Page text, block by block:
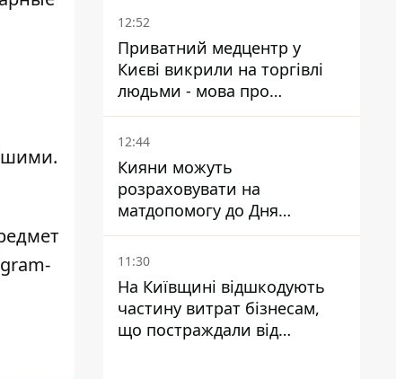
.
лікарні
12:52
Приватний медцентр у
Києві викрили на торгівлі
людьми - мова про
сурогатне материнство
12:44
Кияни можуть
розраховувати на
матдопомогу до Дня
незалежності - кому її
дадуть
11:30
На Київщині відшкодують
частину витрат бізнесам,
що постраждали від